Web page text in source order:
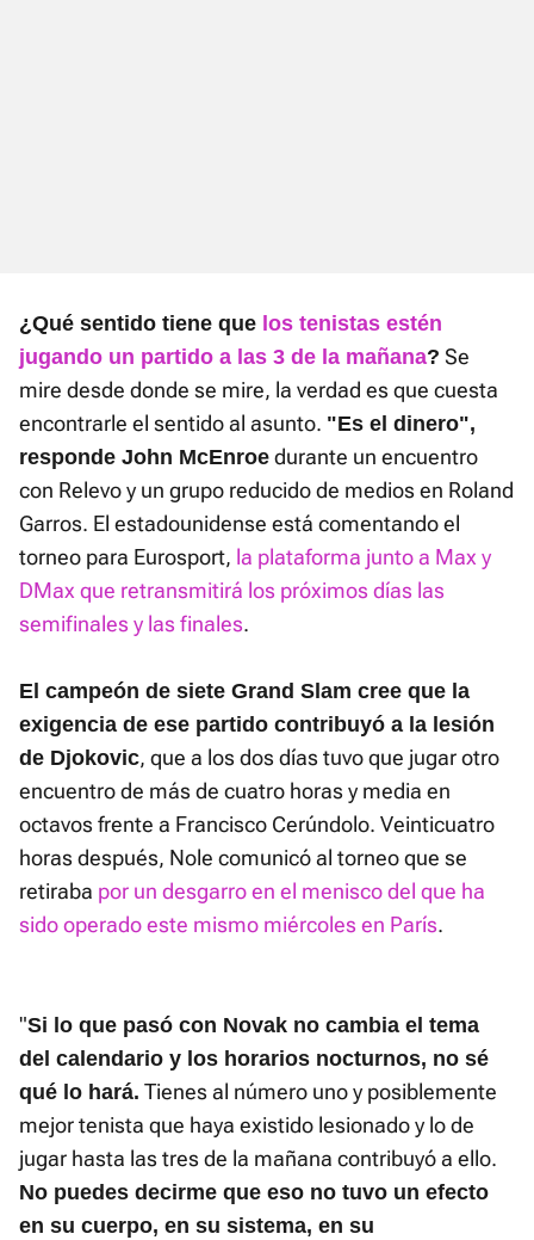
¿Qué sentido tiene que los tenistas estén
jugando un partido a las 3 de la mañana? Se
mire desde donde se mire, la verdad es que cuesta
encontrarle el sentido al asunto. "Es el dinero",
responde John McEnroe durante un encuentro
con Relevo y un grupo reducido de medios en Roland
Garros. El estadounidense está comentando el
torneo para Eurosport, la plataforma junto a Max y
DMax que retransmitirá los próximos días las
semifinales y las finales.
El campeón de siete Grand Slam cree que la
exigencia de ese partido contribuyó a la lesión
de Djokovic, que a los dos días tuvo que jugar otro
encuentro de más de cuatro horas y media en
octavos frente a Francisco Cerúndolo. Veinticuatro
horas después, Nole comunicó al torneo que se
retiraba por un desgarro en el menisco del que ha
sido operado este mismo miércoles en París.
"Si lo que pasó con Novak no cambia el tema
del calendario y los horarios nocturnos, no sé
qué lo hará. Tienes al número uno y posiblemente
mejor tenista que haya existido lesionado y lo de
jugar hasta las tres de la mañana contribuyó a ello.
No puedes decirme que eso no tuvo un efecto
en su cuerpo, en su sistema, en su